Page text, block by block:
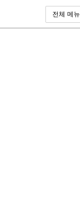
전체 메뉴